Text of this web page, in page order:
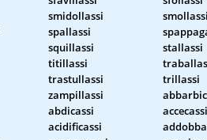
smidollassi
smollassi
spallassi
squillassi
stallassi
titillassi
trastullassi
trillassi
zampillassi
abdicassi
accecassi
acidificassi